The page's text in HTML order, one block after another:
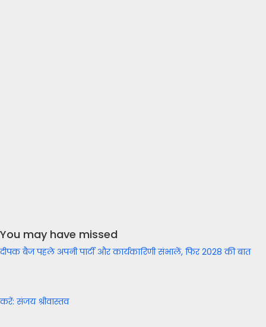
You may have missed
दीपक बैज पहले अपनी पार्टी और कार्यकारिणी संभालें, फिर 2028 की बात
करें: संजय श्रीवास्तव